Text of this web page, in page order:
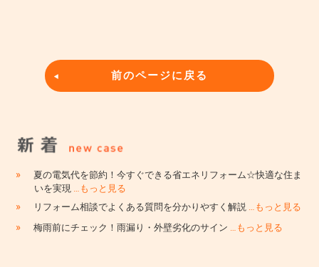
前のページに戻る
»
夏の電気代を節約！今すぐできる省エネリフォーム☆快適な住ま
いを実現 …もっと見る
» リフォーム相談でよくある質問を分かりやすく解説 …もっと見る
» 梅雨前にチェック！雨漏り・外壁劣化のサイン …もっと見る